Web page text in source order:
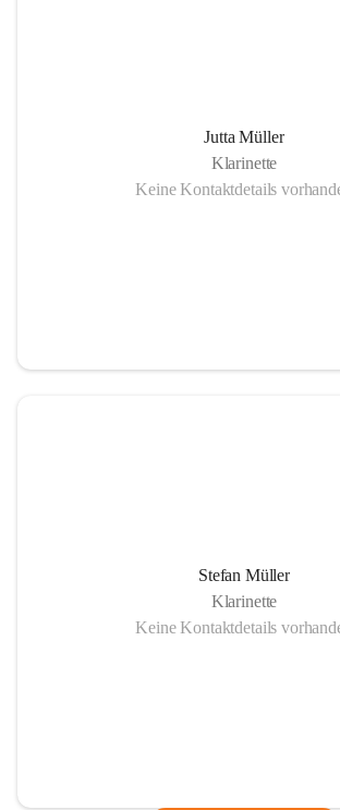
Jutta Müller
Klarinette
Keine Kontaktdetails
Stefan Müller
Klarinette
Keine Kontaktdetails